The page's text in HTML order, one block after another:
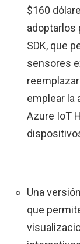
$160
adoptarlos
SDK, que
sensores
emplear la
Azure IoT
Una
que